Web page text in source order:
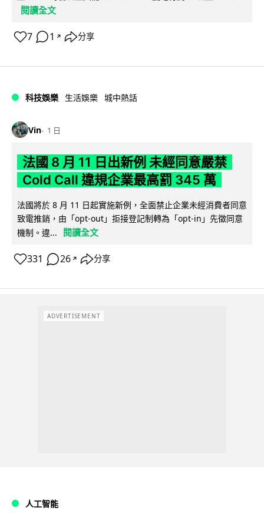
閱讀全文
7 1 ↗ 分享
科技娛樂 生活娛樂 城中熱話
Vin 1 日
法國 8 月 11 日出新例 未經同意嚴禁
Cold Call 違規企業最高罰 345 萬
法國將於 8 月 11 日起實施新例，全面禁止企業未經消費者同意
致電推銷，由「opt-out」拒接登記制轉為「opt-in」先徵同意
機制。違...
閱讀全文
331 26 ↗ 分享
ADVERTISEMENT
人工智能